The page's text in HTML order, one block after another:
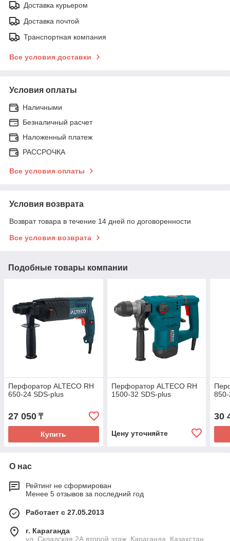
Доставка курьером
Доставка почтой
Транспортная компания
Все условия доставки
Условия оплаты
Наличными
Безналичный расчет
Наложенный платеж
РАССРОЧКА
Все условия оплаты
Условия возврата
Возврат товара в течение 14 дней по договоренности
Все условия возврата
Подобные товары компании
Перфоратор ALTECO RH
650-24 SDS-plus
27 050 ₸
Купить
Перфоратор ALTECO RH
1500-32 SDS-plus
Цену уточняйте
30
О нас
Рейтинг не сформирован
Менее 5 отзывов за последний год
Работает с 27.05.2013
г. Караганда
ул. Складская 2А второй этаж, Караганда, Казахстан